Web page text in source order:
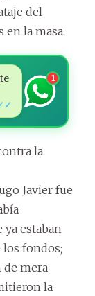
del
la masa.
1
la
Javier fue
ya estaban
los fondos;
de mera
la